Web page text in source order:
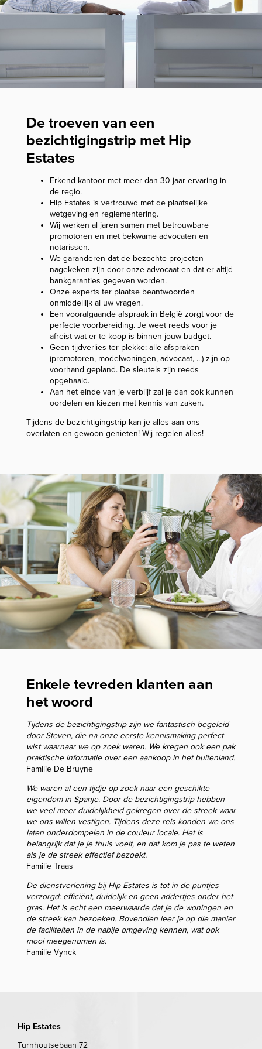
De troeven van een
bezichtigingstrip met Hip
Estates
Erkend kantoor met meer dan 30 jaar ervaring in
de regio.
Hip Estates is vertrouwd met de plaatselijke
wetgeving en reglementering.
Wij werken al jaren samen met betrouwbare
promotoren en met bekwame advocaten en
notarissen.
We garanderen dat de bezochte projecten
nagekeken zijn door onze advocaat en dat er altijd
bankgaranties gegeven worden.
Onze experts ter plaatse beantwoorden
onmiddellijk al uw vragen.
Een voorafgaande afspraak in België zorgt voor de
perfecte voorbereiding. Je weet reeds voor je
afreist wat er te koop is binnen jouw budget.
Geen tijdverlies ter plekke: alle afspraken
(promotoren, modelwoningen, advocaat, ...) zijn op
voorhand gepland. De sleutels zijn reeds
opgehaald.
Aan het einde van je verblijf zal je dan ook kunnen
oordelen en kiezen met kennis van zaken.
Tijdens de bezichtigingstrip kan je alles aan ons
overlaten en gewoon genieten! Wij regelen alles!
Enkele tevreden klanten aan
het woord
Tijdens de bezichtigingstrip zijn we fantastisch begeleid
door Steven, die na onze eerste kennismaking perfect
wist waarnaar we op zoek waren. We kregen ook een pak
praktische informatie over een aankoop in het buitenland.
Familie De Bruyne
We waren al een tijdje op zoek naar een geschikte
eigendom in Spanje. Door de bezichtigingstrip hebben
we veel meer duidelijkheid gekregen over de streek waar
we ons willen vestigen. Tijdens deze reis konden we ons
laten onderdompelen in de couleur locale. Het is
belangrijk dat je je thuis voelt, en dat kom je pas te weten
als je de streek effectief bezoekt.
Familie Traas
De dienstverlening bij Hip Estates is tot in de puntjes
verzorgd: efficiënt, duidelijk en geen addertjes onder het
gras. Het is echt een meerwaarde dat je de woningen en
de streek kan bezoeken. Bovendien leer je op die manier
de faciliteiten in de nabije omgeving kennen, wat ook
mooi meegenomen is.
Familie Vynck
Hip Estates
Turnhoutsebaan 72